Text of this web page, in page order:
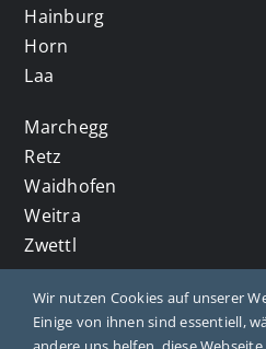
Hainburg
Horn
Laa
Marchegg
Retz
Waidhofen
Weitra
Zwettl
Wir nutzen Cookies auf unserer
Einige von ihnen sind essentiell,